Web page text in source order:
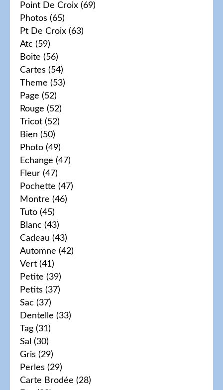
Point De Croix (69)
Photos (65)
Pt De Croix (63)
Atc (59)
Boite (56)
Cartes (54)
Theme (53)
Page (52)
Rouge (52)
Tricot (52)
Bien (50)
Photo (49)
Echange (47)
Fleur (47)
Pochette (47)
Montre (46)
Tuto (45)
Blanc (43)
Cadeau (43)
Automne (42)
Vert (41)
Petite (39)
Petits (37)
Sac (37)
Dentelle (33)
Tag (31)
Sal (30)
Gris (29)
Perles (29)
Carte Brodée (28)